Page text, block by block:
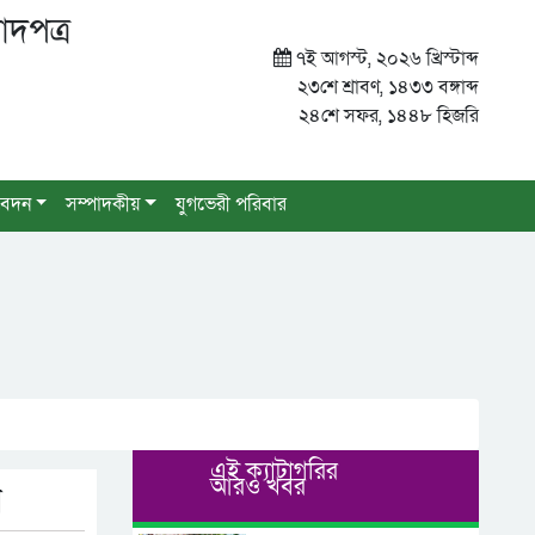
৭ই আগস্ট, ২০২৬ খ্রিস্টাব্দ
২৩শে শ্রাবণ, ১৪৩৩ বঙ্গাব্দ
২৪শে সফর, ১৪৪৮ হিজরি
সম্পাদকীয় যুগভেরী পরিবার
এই ক্যাটাগরির
আরও খবর